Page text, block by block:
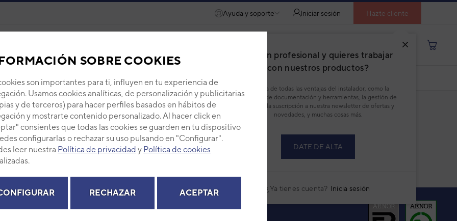
SOBRE COOKIES
son importantes para ti, influyen en tu experiencia de
Usamos cookies analíticas, de personalización y publicitarias
y de terceros) para hacer perfiles basados en hábitos de
y mostrarte contenido personalizado. Al hacer click en
consientes que todas las cookies se guarden en tu dispositivo
configurarlas o rechazar su uso pulsando en "Configurar".
leer nuestra Política de privacidad y Política de cookies
RECHAZAR ACEPTAR
Ayuda y soporte Iniciar sesión
¿Eres un profesional y quieres trabajar
con nuestros productos?
Disfruta de todas las ventajas del instalador, como la
descarga de documentación y herramientas, la gestión de
pedidos, la suscripción a nuestra newsletter de ofertas y
novedades, y muchas cosas más.
DATE DE ALTA
¿Ya tienes cuenta? Inicia sesión
Hazte cliente
DAITSU 3NDA1031
(ASD7A)